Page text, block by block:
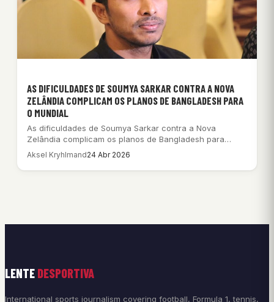
AS DIFICULDADES DE SOUMYA SARKAR CONTRA A NOVA
ZELÂNDIA COMPLICAM OS PLANOS DE BANGLADESH PARA
O MUNDIAL
As dificuldades de Soumya Sarkar contra a Nova
Zelândia complicam os planos de Bangladesh para…
Aksel Kryhlmand24 Abr 2026
LENTE DESPORTIVA
International sports journalism covering football, Formula 1, tennis,